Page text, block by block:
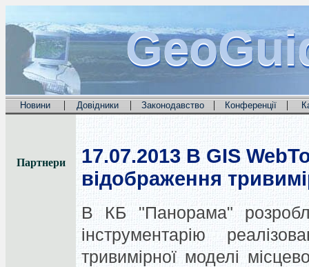
Новини | Довідники | Законодавство | Конференції |
Партнери 17.07.2013 В GIS
відображення
В КБ "Панорама"
інструментарію
тривимірної моделі